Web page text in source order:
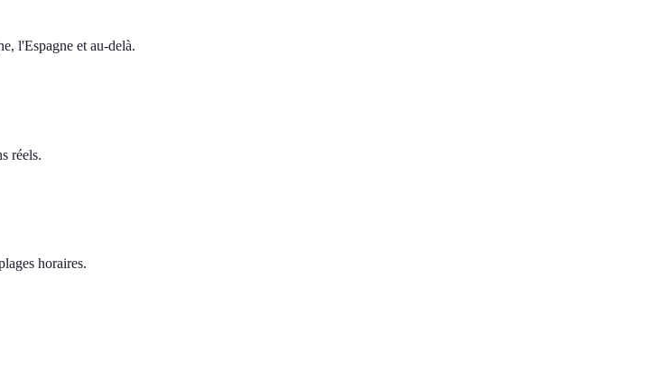
l'Espagne et au-delà.
réels.
horaires.